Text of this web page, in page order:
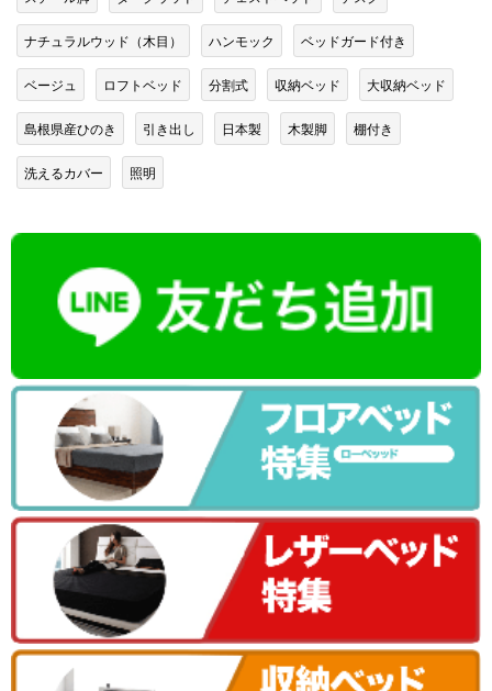
ナチュラルウッド（木目） ハンモック ベッドガード付き
ベージュ ロフトベッド 分割式 収納ベッド 大収納ベッド
島根県産ひのき 引き出し 日本製 木製脚 棚付き
洗えるカバー 照明